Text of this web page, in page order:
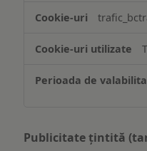
Publicitate țintită